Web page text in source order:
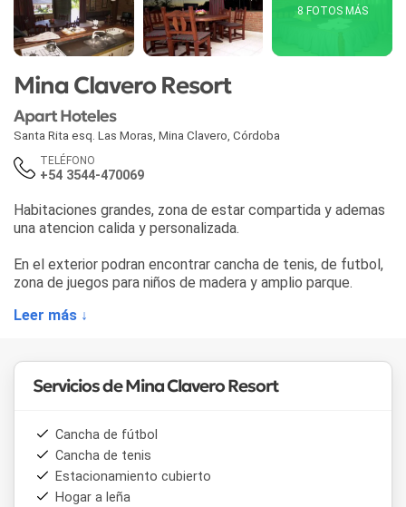
8 FOTOS MÁS
Mina Clavero Resort
Apart Hoteles
Santa Rita esq. Las Moras Mina Clavero Córdoba
TELÉFONO
+54 3544-470069
Habitaciones grandes, zona de estar compartida y ademas
una atencion calida y personalizada.
En el exterior podran encontrar cancha de tenis, de futbol,
zona de juegos para niños de madera y amplio parque.
Leer más ↓
Servicios de Mina Clavero Resort
Cancha de fútbol
Cancha de tenis
Estacionamiento cubierto
Hogar a leña